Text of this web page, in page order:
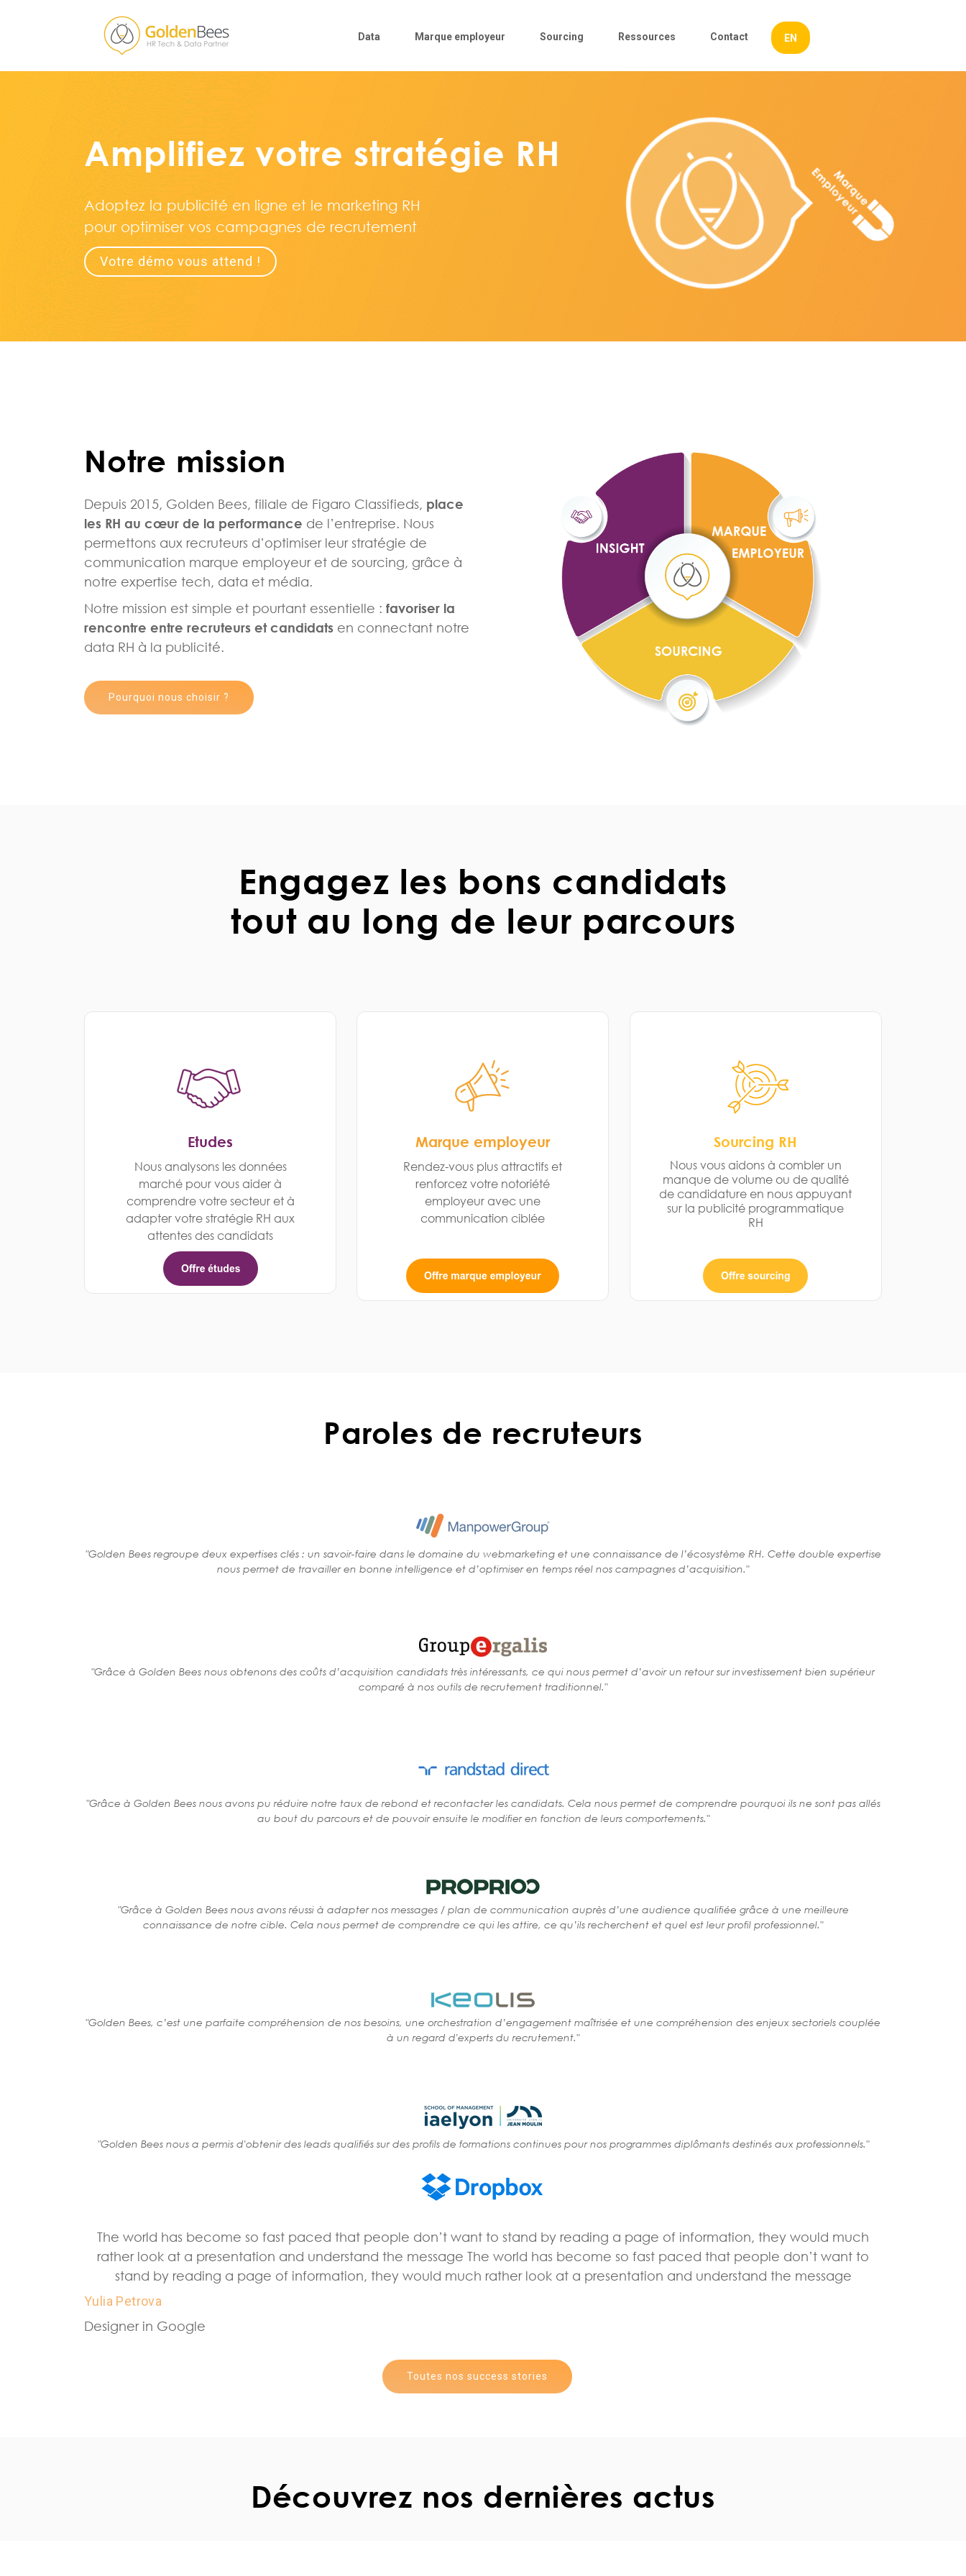
Data Marque employeur Sourcing Ressources Contact EN
Amplifiez votre stratégie RH
Adoptez la publicité en ligne et le marketing RH
pouroptimiservos campagnes de recrutement
Votre démo vous attend !
Notre mission
Depuis 2015, Golden Bees, filiale de Figaro Classifieds, place
les RH au cœur de la performance de l’entreprise. Nous
permettons aux recruteurs d’optimiser leur stratégie de
communication marque employeur et de sourcing, grâce à
notre expertise tech, data et média.
Notre mission est simple et pourtant essentielle : favoriser la
rencontre entre recruteurs et candidats en connectant notre
data RH à la publicité.
Pourquoi nous choisir ?
Engagez les bons candidats
tout au long de leur parcours
Etudes
Nous analysons les données
marché pour vous aider à
comprendre votre secteur et à
adapter votre stratégie RH aux
attentes des candidats
Marque employeur
Rendez-vous plus attractifs et
renforcez votre notoriété
employeur avec une
communication ciblée
Sourcing RH
Nous vous aidons à combler un
manque de volume ou de qualité
de candidature en nous appuyant
sur la publicité programmatique
RH
Paroles de recruteurs
"Golden Bees regroupe deux expertises clés : un savoir-faire dans le domaine du webmarketing et une connaissance de l’écosystème RH. Cette double expertise
nous permet de travailler en bonne intelligence et d’optimiser en temps réel nos campagnes d’acquisition."
"Grâce à Golden Bees nous obtenons des coûts d’acquisition candidats très intéressants, ce qui nous permet d’avoir un retour sur investissement bien supérieur
comparé à nos outils de recrutement traditionnel."
"Grâce à Golden Bees nous avons pu réduire notre taux de rebond et recontacter les candidats. Cela nous permet de comprendre pourquoi ils ne sont pas allés
au bout du parcours et de pouvoir ensuite le modifier en fonction de leurs comportements."
"Grâce à Golden Bees nous avons réussi à adapter nos messages / plan de communication auprès d’une audience qualifiée grâce à une meilleure
connaissance de notre cible. Cela nous permet de comprendre ce qui les attire, ce qu’ils recherchent et quel est leur profil professionnel."
"Golden Bees, c’est une parfaite compréhension de nos besoins, une orchestration d’engagement maîtrisée et une compréhension des enjeux sectoriels couplée
à un regard d'experts du recrutement."
"Golden Bees nous a permis d'obtenir des leads qualifiés sur des profils de formations continues pour nos programmes diplômants destinés aux professionnels."
The world has become so fast paced that people don’t want to stand by reading a page of information, they would much
rather look at a presentation and understand the message The world has become so fast paced that people don’t want to
stand by reading a page of information, they would much rather look at a presentation and understand the message
Yulia Petrova
Designer in Google
Toutes nos success stories
Découvrez nos dernières actus